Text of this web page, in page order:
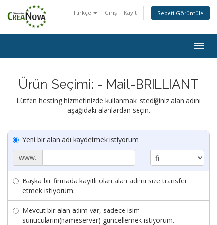
Türkçe Giriş Kayıt Sepeti Görüntüle
Ürün Seçimi: - Mail-BRILLIANT
Lütfen hosting hizmetinizde kullanmak istediğiniz alan adını
aşağıdaki alanlardan seçin.
Yeni bir alan adı kaydetmek istiyorum.
www.
Başka bir firmada kayıtlı olan alan adımı size transfer
etmek istiyorum.
Mevcut bir alan adım var, sadece isim
sunucularını(nameserver) güncellemek istiyorum.